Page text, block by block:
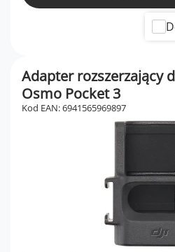
Adapter rozszerzający
Osmo Pocket 3
Kod EAN: 6941565969897